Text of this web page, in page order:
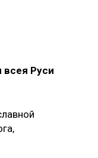
всея Руси